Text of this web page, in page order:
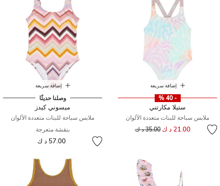
إضافة سريعة
- 40 %
ستيلا مكارتني
ملابس سباحة للبنات متعددة الألوان
21.00 د ك سعر مخفض من
35.00 د ك
إضافة سريعة
وصلنا حديثًا
ميسوني كيدز
ملابس سباحة للبنات متعددة الألوان
بنقشة متعرجة
57.00 د ك